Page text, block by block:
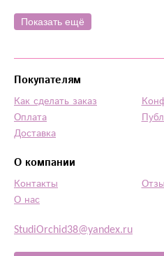
Показать ещё
StudiOrchid38@yandex.ru
Покупателям
Как сделать заказ
Оплата
Доставка
О компании
Контакты
О нас